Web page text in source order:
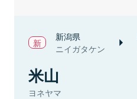
新潟県
ニイガタケン
米山
ヨネヤマ